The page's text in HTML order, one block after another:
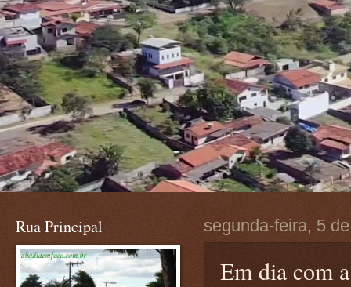
segunda-feira, 5
Em dia com
Rua Principal